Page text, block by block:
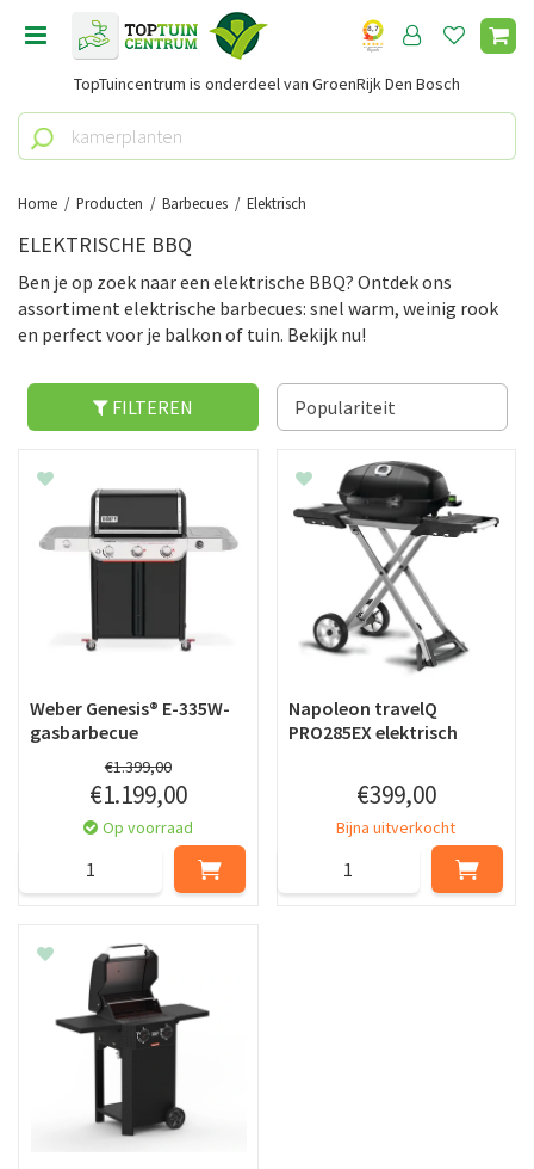
Home Producten Barbecues Elektrisch
TopTuincentrum is onderdeel van GroenRijk Den Bosch
ELEKTRISCHE BBQ
Ben je op zoek naar een elektrische BBQ? Ontdek ons
assortiment elektrische barbecues: snel warm, weinig rook
en perfect voor je balkon of tuin. Bekijk nu!
FILTEREN
Weber Genesis® E-335W-
gasbarbecue
€1.399,00
€1.199,00
Op voorraad
Napoleon travelQ
PRO285EX elektrisch
€399,00
Bijna uitverkocht